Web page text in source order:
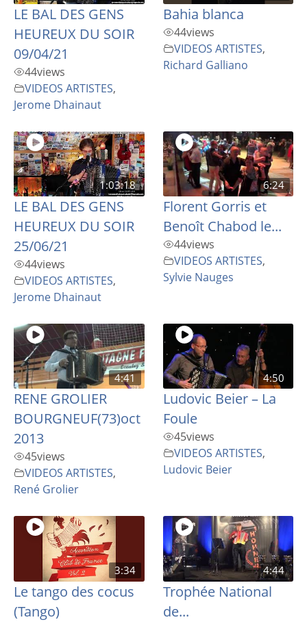
LE BAL DES GENS
HEUREUX DU SOIR
09/04/21
44views
VIDEOS ARTISTES,
Jerome Dhainaut
Bahia blanca
44views
VIDEOS ARTISTES,
Richard Galliano
1:03:18
LE BAL DES GENS
HEUREUX DU SOIR
25/06/21
44views
VIDEOS ARTISTES,
Jerome Dhainaut
6:24
Florent Gorris et
Benoît Chabod le...
44views
VIDEOS ARTISTES,
Sylvie Nauges
4:41
RENE GROLIER
BOURGNEUF(73)oct
2013
45views
VIDEOS ARTISTES,
René Grolier
4:50
Ludovic Beier – La
Foule
45views
VIDEOS ARTISTES,
Ludovic Beier
3:34
Le tango des cocus
(Tango)
4:44
Trophée National
de...